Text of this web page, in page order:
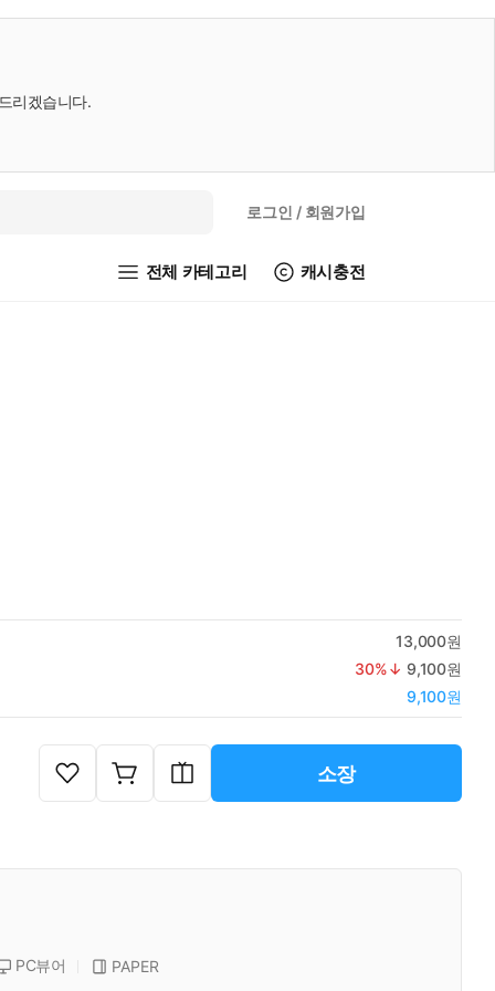
리겠습니다.
로그인 / 회원가입
전체 카테고리 캐시충전
13,000원
30%↓ 9,100원
9,100원
소장
PC뷰어 PAPER